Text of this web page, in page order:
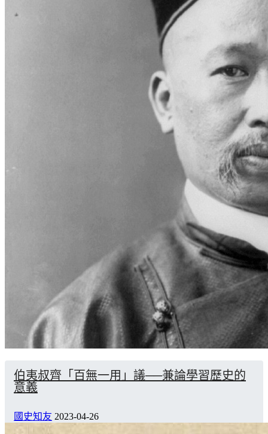
伯夷叔齊「百無一用」議──兼論學習歷史的
意義
國史知友 2023-04-26